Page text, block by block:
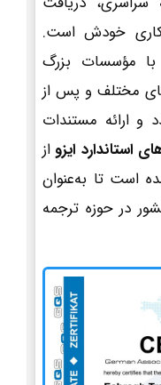
کاری خودش است.
مؤسسات بزرگ
مختلف و پس از
و ارائه مستندات
استاندارد ایزو از
است تا به‌عنوان
در حوزه ترجمه